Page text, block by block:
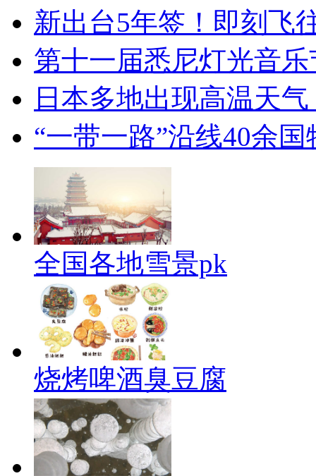
新出台5年签！即刻飞
第十一届悉尼灯光音
日本多地出现高温天
“一带一路”沿线40余
全国各地雪景pk
烧烤啤酒臭豆腐